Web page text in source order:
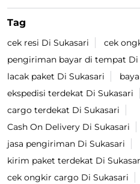
Tag
cek resi Di Sukasari
cek
pengiriman bayar di tempat Di
lacak paket Di Sukasari
ekspedisi terdekat Di Sukasari
cargo terdekat Di Sukasari
Cash On Delivery Di Sukasari
jasa pengiriman Di Sukasari
kirim paket terdekat Di
cek ongkir cargo Di Sukasari